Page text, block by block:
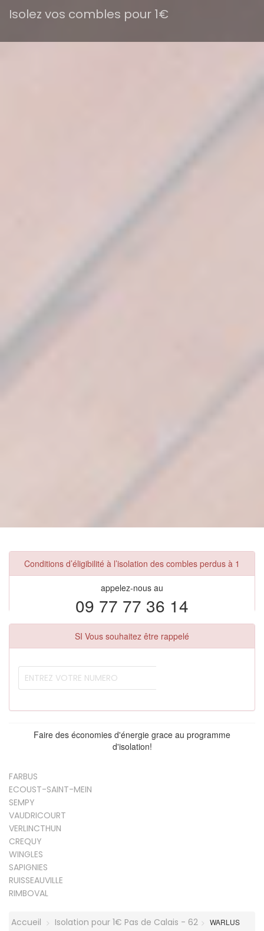
Isolez vos combles pour 1€
Conditions d’éligibilité à l’isolation des combles perdus à 1
appelez-nous au
09 77 77 36 14
SI Vous souhaitez être rappelé
Faire des économies d'énergie grace au programme
d'isolation!
FARBUS
ECOUST-SAINT-MEIN
SEMPY
VAUDRICOURT
VERLINCTHUN
CREQUY
WINGLES
SAPIGNIES
RUISSEAUVILLE
RIMBOVAL
Accueil Isolation pour 1€ Pas de Calais - 62 WARLUS